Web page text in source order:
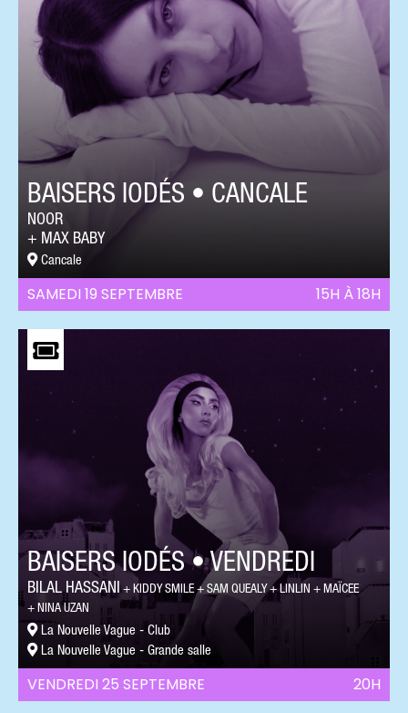
SAMEDI 19 SEPTEMBRE 15H À 18H
BAISERS IODÉS • CANCALE
NOOR
MAX BABY
Cancale
VENDREDI 25 SEPTEMBRE 20H
BAISERS IODÉS • VENDREDI
BILAL HASSANI KIDDY SMILE SAM QUEALY LINLIN
MAÏCEE
NINA UZAN
La Nouvelle Vague - Club
La Nouvelle Vague - Grande salle